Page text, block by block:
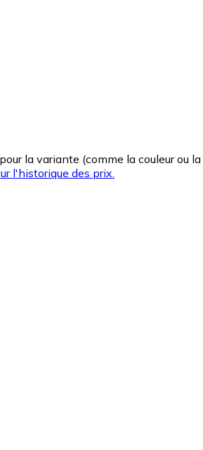
la variante (comme la couleur
l'historique des prix.